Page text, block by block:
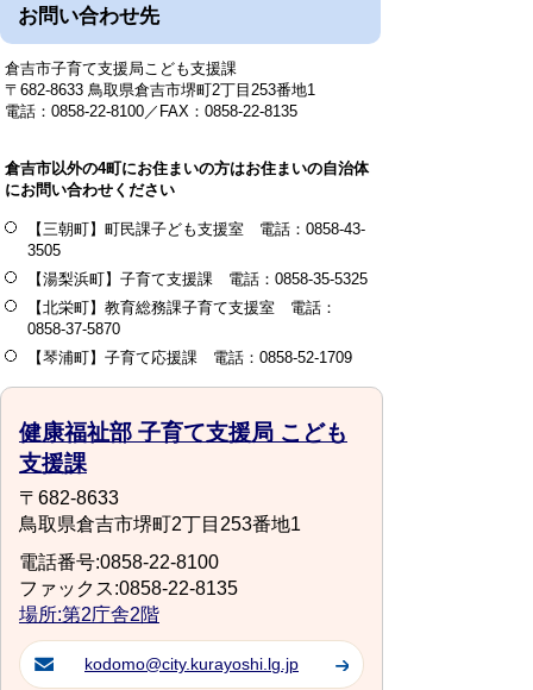
お問い合わせ先
倉吉市子育て支援局こども支援課
〒682-8633 鳥取県倉吉市堺町2丁目253番地1
電話：0858-22-8100／FAX：0858-22-8135
倉吉市以外の4町にお住まいの方はお住まいの自治体
にお問い合わせください
【三朝町】町民課子ども支援室 電話：0858-43-
3505
【湯梨浜町】子育て支援課 電話：0858-35-5325
【北栄町】教育総務課子育て支援室 電話：
0858-37-5870
【琴浦町】子育て応援課 電話：0858-52-1709
健康福祉部 子育て支援局 こども
支援課
〒682-8633
鳥取県倉吉市堺町2丁目253番地1
電話番号:0858-22-8100
ファックス:0858-22-8135
場所:第2庁舎2階
kodomo@city.kurayoshi.lg.jp